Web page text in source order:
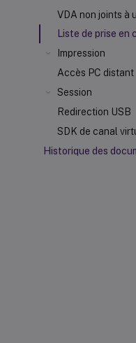
VDA non joints à
Liste de prise en
Impression
Accès PC distant
Session
Redirection USB
SDK de canal
Historique des